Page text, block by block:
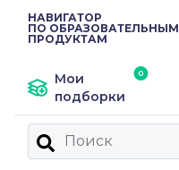
НАВИГАТОР
ПО ОБРАЗОВАТЕЛЬНЫМ
ПРОДУКТАМ
Мои
подборки